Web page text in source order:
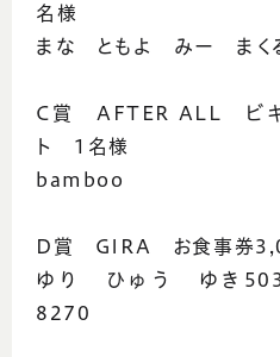
名様
まな ともよ みー まく
C賞 AFTER ALL ビギ
ト 1名様
bamboo
D賞 GIRA お食事券
ゆり ひゅう ゆき
8270